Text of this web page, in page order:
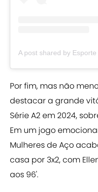
Por fim, mas não
destacar a grande
Série A2 em 2024,
Em um jogo
Mulheres de Aço
casa por 3x2, com
aos 96'.